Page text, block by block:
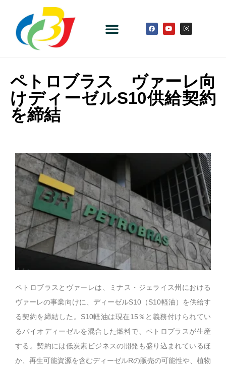
ペトロブラス ヴァーレ向
けディーゼルS10供給契約
を締結
ペトロブラスとヴァーレは、ミナス・ジェライス州における
ヴァーレの事業向けに、ディーゼルS10（S10軽油）を供給す
る契約を締結した。S10軽油は現在15％と義務付けられてい
るバイオディーゼルを混合した燃料で、ペトロブラスが生産
する。契約には低炭素ビジネスの開発も盛り込まれているほ
か、再生可能資源を含むディーゼルRの販売の可能性や、植物